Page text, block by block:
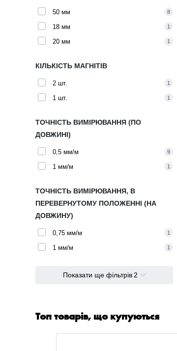
50 мм 8
18 мм 1
20 мм 1
КІЛЬКІСТЬ МАГНІТІВ
2 шт. 1
1 шт. 1
ТОЧНІСТЬ ВИМІРЮВАННЯ (ПО
ДОВЖИНІ)
0,5 мм/м 9
1 мм/м 1
ТОЧНІСТЬ ВИМІРЮВАННЯ, В
ПЕРЕВЕРНУТОМУ ПОЛОЖЕННІ (НА
ДОВЖИНУ)
0,75 мм/м 1
1 мм/м 1
Показати ще фільтрів 2
Топ товарів, що купуються